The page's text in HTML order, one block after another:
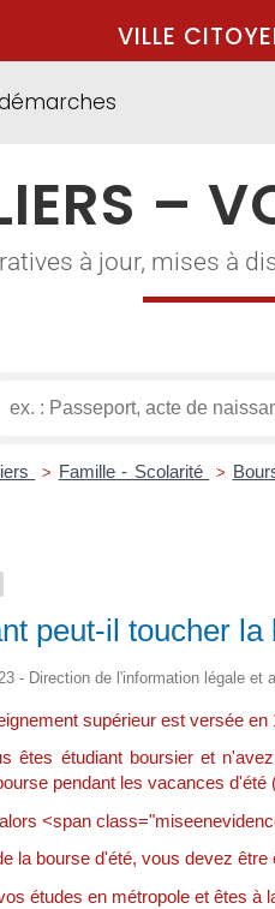
VILLE
–
à jour, mises à
> Famille - Scolarité >
peut-il toucher
- Direction de l'information légale et
supérieur est versée en
êtes étudiant boursier et
pendant les vacances
<span
la bourse d'été, vous devez
études en métropole et êtes à